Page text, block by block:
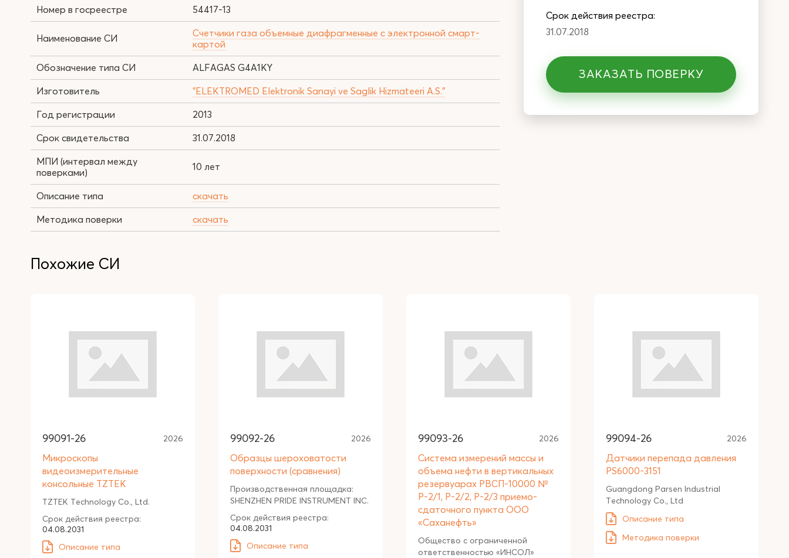
Номер в госреестре 54417-13
Наименование СИ
Счетчики газа объемные диафрагменные с электронной смарт-
картой
Обозначение типа СИ
ALFAGAS G4A1KY
Изготовитель
"ELEKTROMED Elektronik Sanayi ve Saglik Hizmateeri A.S."
Год регистрации
2013
Срок свидетельства
31.07.2018
МПИ (интервал между
поверками)
10 лет
Описание типа
скачать
Методика поверки
скачать
Cрок действия реестра:
31.07.2018
ЗАКАЗАТЬ ПОВЕРКУ
Похожие СИ
99091-26 2026
Микроскопы
видеоизмерительные
консольные TZTEK
TZTEK Technology Co., Ltd.
Срок действия реестра:
04.08.2031
Описание типа
99092-26 2026
Образцы шероховатости
поверхности (сравнения)
Производственная площадка:
SHENZHEN PRIDE INSTRUMENT INC.
Срок действия реестра:
04.08.2031
Описание типа
99093-26 2026
Система измерений массы и
объема нефти в вертикальных
резервуарах РВСП-10000 №
Р-2/1, Р-2/2, Р-2/3 приемо-
сдаточного пункта ООО
«Саханефть»
Общество с ограниченной
ответственностью «ИНСОЛ»
99094-26 2026
Датчики перепада давления
PS6000-3151
Guangdong Parsen Industrial
Technology Co., Ltd
Описание типа
Методика поверки